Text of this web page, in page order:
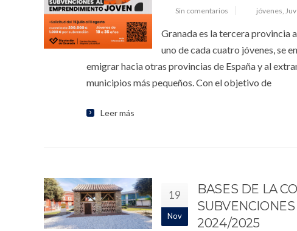
Sin comentarios jóvenes
Granada es la tercera provincia
uno de cada cuatro jóvenes, se
emigrar hacia otras provincias de España y al
municipios más pequeños. Con el objetivo de
Leer más
19
Nov
BASES DE LA
2024/2025